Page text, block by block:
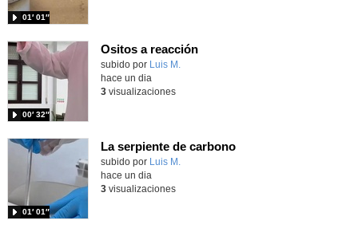
01′ 01″
Ositos a reacción
Contenido educativo.
subido por Luis M.
00′ 32″
hace un dia
3visualizaciones
La serpiente de carbono
Contenido educativo.
subido por Luis M.
01′ 01″
hace un dia
3visualizaciones